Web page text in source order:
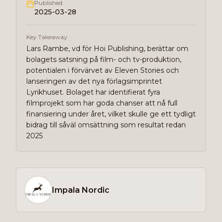
Published
2025-03-28
Key Takeaway
Lars Rambe, vd för Hoi Publishing, berättar om
bolagets satsning på film- och tv-produktion,
potentialen i förvärvet av Eleven Stories och
lanseringen av det nya förlagsimprintet
Lyrikhuset. Bolaget har identifierat fyra
filmprojekt som har goda chanser att nå full
finansiering under året, vilket skulle ge ett tydligt
bidrag till såväl omsättning som resultat redan
2025
Impala Nordic